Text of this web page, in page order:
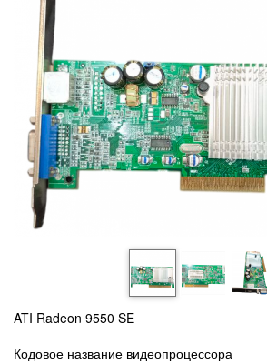
ATI Radeon 9550 SE
Кодовое название видеопроцессора